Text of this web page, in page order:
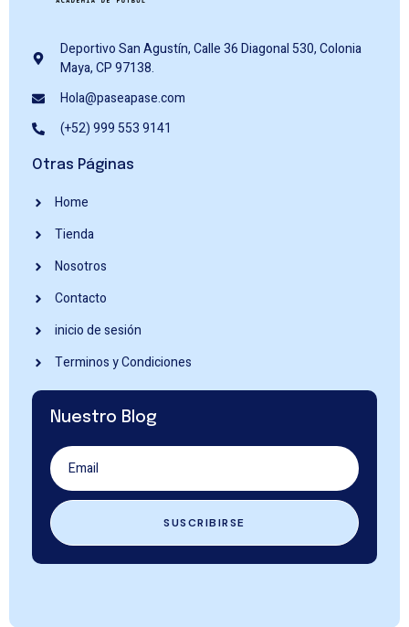
Deportivo San Agustín, Calle 36 Diagonal 530, Colonia
Maya, CP 97138.
Hola@paseapase.com
(+52) 999 553 9141
Otras Páginas
Home
Tienda
Nosotros
Contacto
inicio de sesión
Terminos y Condiciones
Nuestro Blog
SUSCRIBIRSE